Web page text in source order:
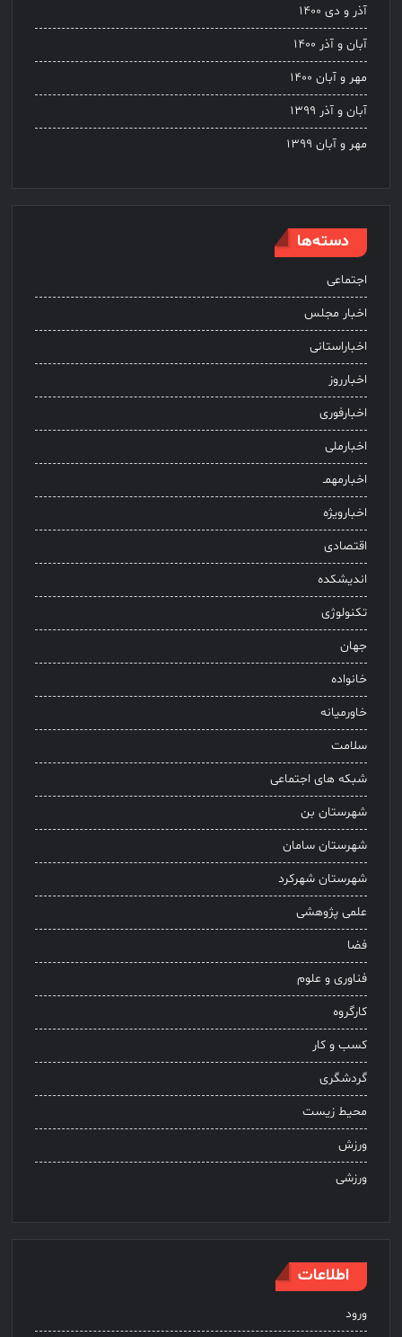
آذر و دی ۱۴۰۰
آبان و آذر ۱۴۰۰
مهر و آبان ۱۴۰۰
آبان و آذر ۱۳۹۹
مهر و آبان ۱۳۹۹
دسته‌ها
اجتماعی
اخبار مجلس
اخباراستانی
اخبارروز
اخبارفوری
اخبارملی
اخبارمهمـ
اخبارویژه
اقتصادی
اندیشکده
تکنولوژی
جهان
خانواده
خاورمیانه
سلامت
شبکه های اجتماعی
شهرستان بن
شهرستان سامان
شهرستان شهرکرد
علمی پژوهشی
فضا
فناوری و علوم
کارگروه
کسب و کار
گردشگری
محیط زیست
ورزش
ورزشی
اطلاعات
ورود